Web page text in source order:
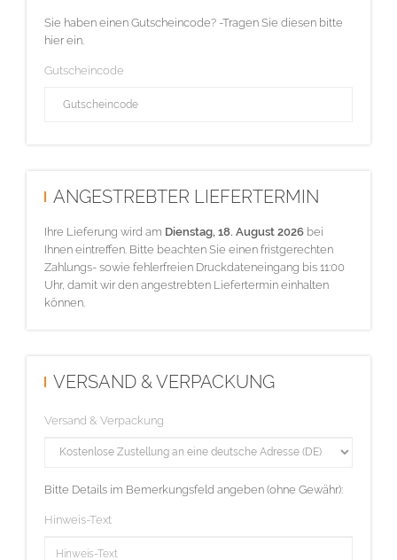
Sie haben einen Gutscheincode? -Tragen Sie diesen bitte
hier ein.
Gutscheincode
ANGESTREBTER LIEFERTERMIN
Ihre Lieferung wird am Dienstag, 18. August 2026 bei
Ihnen eintreffen. Bitte beachten Sie einen fristgerechten
Zahlungs- sowie fehlerfreien Druckdateneingang bis 11:00
Uhr, damit wir den angestrebten Liefertermin einhalten
können.
VERSAND & VERPACKUNG
Versand & Verpackung
Bitte Details im Bemerkungsfeld angeben (ohne Gewähr):
Hinweis-Text